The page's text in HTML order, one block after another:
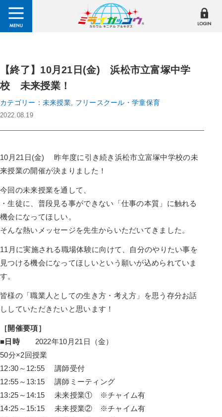
【終了】10月21日(金) 浜松市立富塚中学
校 未来授業！
カテゴリー：未来授業, フリースクール・学童保育
2022.08.19
10月21日(金) 昨年度に引き続き浜松市立富塚中学校の未
来授業の開催が決まりました！
今回の未来授業を通して、
・生徒に、普段見る事ができない「仕事の本質」に触れる
機会になってほしい。
そんな熱いメッセージを先生からいただいてきました。
11月に実施される職場体験に向けて、自分のやりたい事を
見つける機会になってほしいという願いが込められていま
す。
皆様の「職業人としての生き方・考え方」を思う存分お話
ししていただきたいと思います！
［開催要項］
■日時2022年10月21日（金）
50分×2回授業
12:30～12:55 講師受付
12:55～13:15 講師ミーティング
13:25～14:15 未来授業① ※チャイム有
14:25～15:15 未来授業② ※チャイム有